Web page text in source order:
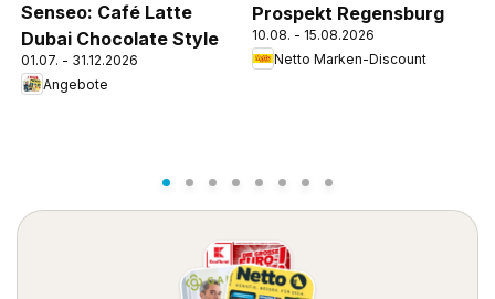
Senseo: Café Latte
Dubai Chocolate Style
01.07. - 31.12.2026
Angebote
Prospekt Regensburg
10.08. - 15.08.2026
Netto Marken-Discount